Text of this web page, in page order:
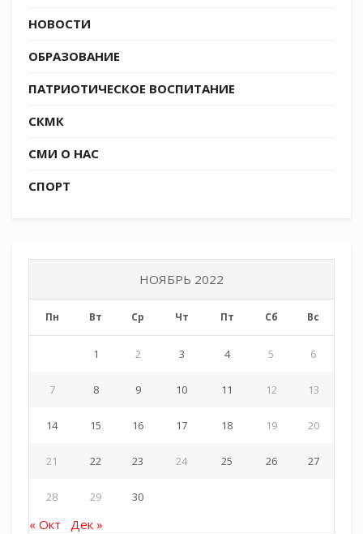
НОВОСТИ
ОБРАЗОВАНИЕ
ПАТРИОТИЧЕСКОЕ ВОСПИТАНИЕ
СКМК
СМИ О НАС
СПОРТ
НОЯБРЬ 2022
Пн Вт Ср Чт Пт Сб Вс
1 2 3 4 5 6
7 8 9 10 11 12 13
14 15 16 17 18 19 20
21 22 23 24 25 26 27
28 29 30
« Окт Дек »